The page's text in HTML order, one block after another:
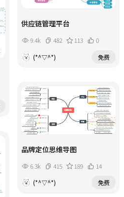
供应链管理平台
9.4k 482 113
0
(*^▽^*)
免费
品牌定位思维导图
6.3k 415 189
14
(*^▽^*)
免费